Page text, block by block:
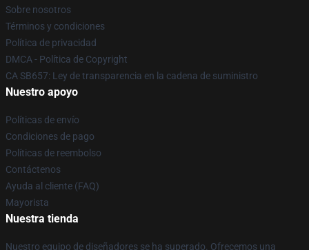
Sobre nosotros
Términos y condiciones
Política de privacidad
DMCA - Política de Copyright
CA SB657: Ley de transparencia en la cadena de suministro
Nuestro apoyo
Políticas de envío
Condiciones de pago
Políticas de reembolso
Contáctenos
Ayuda al cliente (FAQ)
Mayorista
Nuestra tienda
Nuestro equipo de diseñadores se ha superado. Ofrecemos una